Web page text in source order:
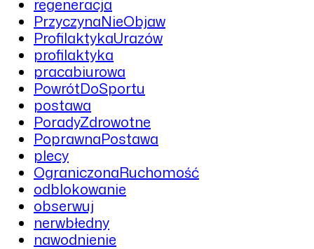
regeneracja
PrzyczynaNieObjaw
ProfilaktykaUrazów
profilaktyka
pracabiurowa
PowrótDoSportu
postawa
PoradyZdrowotne
PoprawnaPostawa
plecy
OgraniczonaRuchomość
odblokowanie
obserwuj
nerwbłedny
nawodnienie